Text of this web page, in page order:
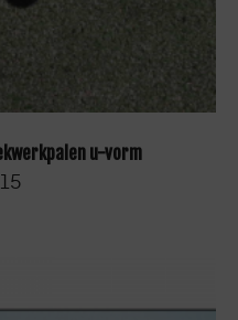
WINKELWAGENu-vorm